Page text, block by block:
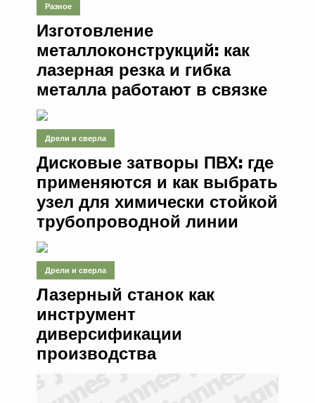
Разное
Изготовление
металлоконструкций: как
лазерная резка и гибка
металла работают в связке
Дрели и сверла
Дисковые затворы ПВХ: где
применяются и как выбрать
узел для химически стойкой
трубопроводной линии
Дрели и сверла
Лазерный станок как
инструмент
диверсификации
производства